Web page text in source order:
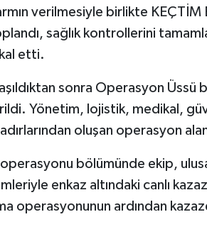
verilmesiyle birlikte
sağlık kontrollerini
etti.
sonra Operasyon Üssü
Yönetim, lojistik, medikal,
oluşan operasyon
operasyonu bölümünde ekip,
enkaz altındaki canlı
operasyonunun ardından